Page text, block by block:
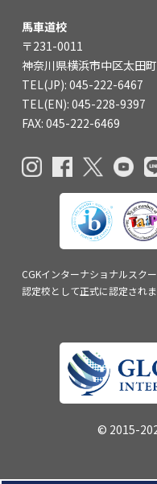
馬車道校
〒231-0011
神奈川県横浜市中区太田
TEL(JP): 045-222-6467
TEL(EN): 045-228-9397
FAX: 045-222-6469
CGKインターナショナルスク
認定校として正式に認定されま
© 2015-